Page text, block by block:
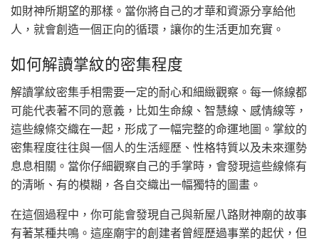
如財神所期望的那樣。當你將自己的才華和資源分享給他
人，就會創造一個正向的循環，讓你的生活更加充實。
如何解讀掌紋的密集程度
解讀掌紋密集手相需要一定的耐心和細緻觀察。每一條線都
可能代表著不同的意義，比如生命線、智慧線、感情線等，
這些線條交織在一起，形成了一幅完整的命運地圖。掌紋的
密集程度往往與一個人的生活經歷、性格特質以及未來運勢
息息相關。當你仔細觀察自己的手掌時，會發現這些線條有
的清晰、有的模糊，各自交織出一幅獨特的圖畫。
在這個過程中，你可能會發現自己與新屋八路財神廟的故事
有著某種共鳴。這座廟宇的創建者曾經歷過事業的起伏，但